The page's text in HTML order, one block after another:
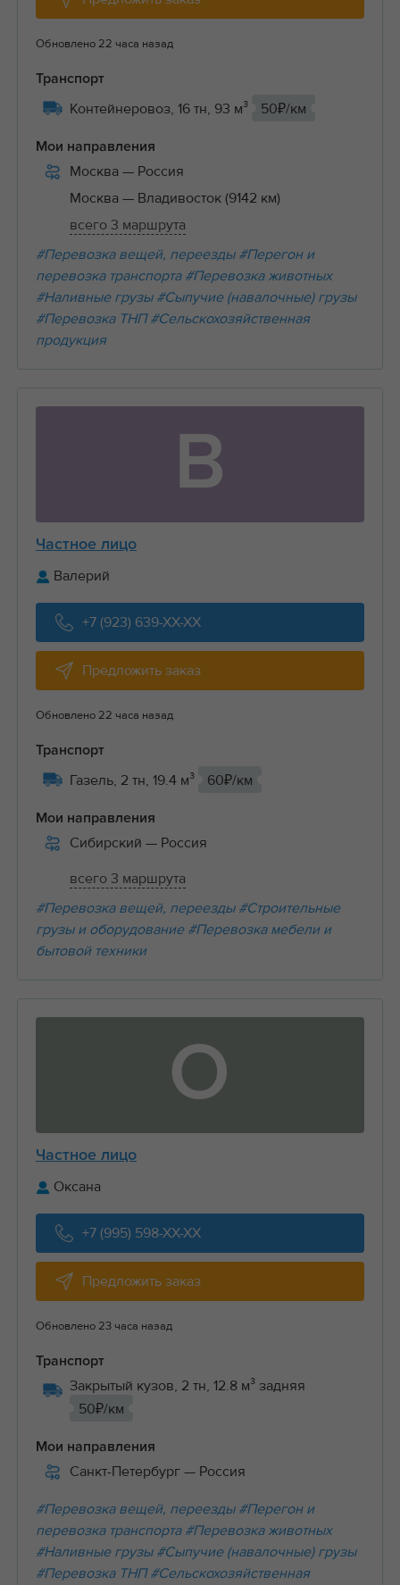
Обновлено 22 часа назад
Транспорт
Контейнеровоз, 16 тн, 93 м³ 50₽/км
Мои направления
Москва — Россия
Москва — Владивосток (9142 км)
всего 3 маршрута
#Перевозка вещей, переезды #Перегон и
перевозка транспорта #Перевозка животных
#Наливные грузы #Сыпучие (навалочные) грузы
#Перевозка ТНП #Сельскохозяйственная
продукция
В
Частное лицо
Валерий
+7 (923) 639-XX-XX
Предложить заказ
Обновлено 22 часа назад
Транспорт
Газель, 2 тн, 19.4 м³ 60₽/км
Мои направления
Сибирский — Россия
всего 3 маршрута
#Перевозка вещей, переезды #Строительные
грузы и оборудование #Перевозка мебели и
бытовой техники
О
Частное лицо
Оксана
+7 (995) 598-XX-XX
Предложить заказ
Обновлено 23 часа назад
Транспорт
Закрытый кузов, 2 тн, 12.8 м³ задняя
50₽/км
Мои направления
Санкт-Петербург — Россия
#Перевозка вещей, переезды #Перегон и
перевозка транспорта #Перевозка животных
#Наливные грузы #Сыпучие (навалочные) грузы
#Перевозка ТНП #Сельскохозяйственная